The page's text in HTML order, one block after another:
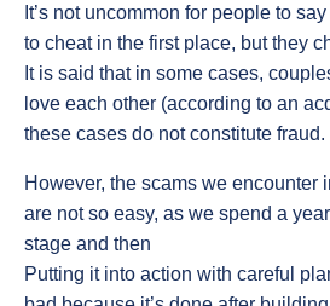
It’s not uncommon for people to
to cheat in the first place, but they
It is said that in some cases,
love each other (according to an
these cases do not constitute fraud.
However, the scams we encounter
are not so easy, as we spend a
stage and then
Putting it into action with careful